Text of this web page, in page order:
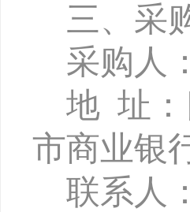
三、采
采购人
地 址
市商业银
联系人